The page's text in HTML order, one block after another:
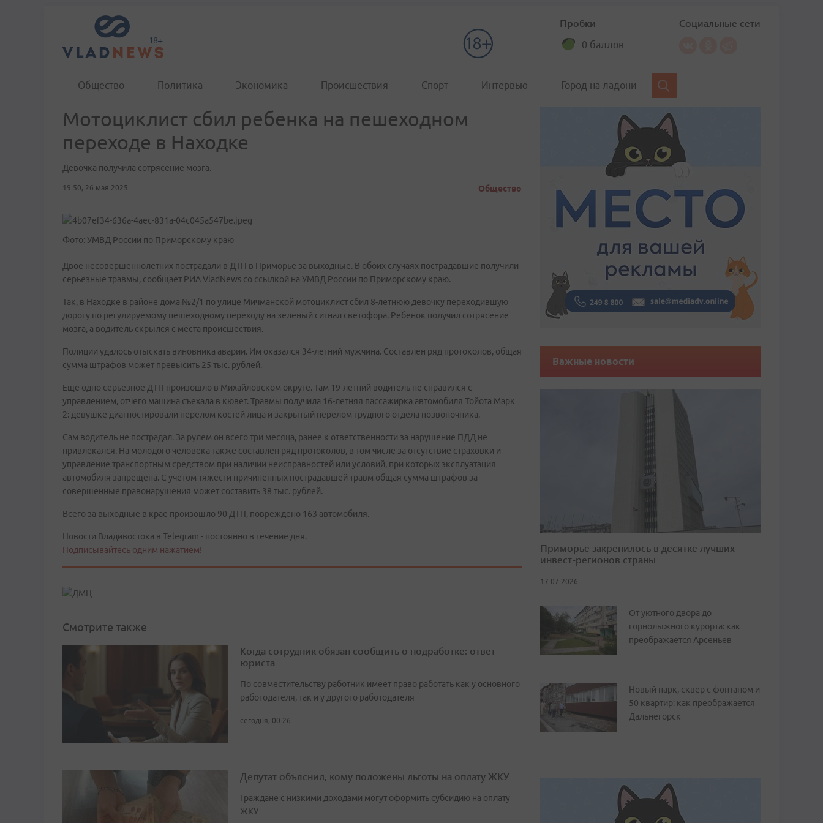
Пробки
0 баллов
Социальные сети
Общество Политика Экономика Происшествия Спорт Интервью Город на ладони
Мотоциклист сбил ребенка на пешеходном
переходе в Находке
Девочка получила сотрясение мозга.
19:50, 26 мая 2025 Общество
Фото: УМВД России по Приморскому краю
Двое несовершеннолетних пострадали в ДТП в Приморье за выходные. В обоих случаях пострадавшие получили
серьезные травмы, сообщает РИА VladNews со ссылкой на УМВД России по Приморскому краю.
Так, в Находке в районе дома №2/1 по улице Мичманской мотоциклист сбил 8-летнюю девочку переходившую
дорогу по регулируемому пешеходному переходу на зеленый сигнал светофора. Ребенок получил сотрясение
мозга, а водитель скрылся с места происшествия.
Полиции удалось отыскать виновника аварии. Им оказался 34-летний мужчина. Составлен ряд протоколов, общая
сумма штрафов может превысить 25 тыс. рублей.
Еще одно серьезное ДТП произошло в Михайловском округе. Там 19-летний водитель не справился с
управлением, отчего машина съехала в кювет. Травмы получила 16-летняя пассажирка автомобиля Тойота Марк
2: девушке диагностировали перелом костей лица и закрытый перелом грудного отдела позвоночника.
Сам водитель не пострадал. За рулем он всего три месяца, ранее к ответственности за нарушение ПДД не
привлекался. На молодого человека также составлен ряд протоколов, в том числе за отсутствие страховки и
управление транспортным средством при наличии неисправностей или условий, при которых эксплуатация
автомобиля запрещена. С учетом тяжести причиненных пострадавшей травм общая сумма штрафов за
совершенные правонарушения может составить 38 тыс. рублей.
Всего за выходные в крае произошло 90 ДТП, повреждено 163 автомобиля.
Новости Владивостока в Telegram - постоянно в течение дня.
Подписывайтесь одним нажатием!
Смотрите также
Когда сотрудник обязан сообщить о подработке: ответ
юриста
По совместительству работник имеет право работать как у основного
работодателя, так и у другого работодателя
сегодня, 00:26
Депутат объяснил, кому положены льготы на оплату ЖКУ
Граждане с низкими доходами могут оформить субсидию на оплату
ЖКУ
Важные новости
Приморье закрепилось в десятке лучших
инвест-регионов страны
17.07.2026
От уютного двора до
горнолыжного курорта: как
преображается Арсеньев
Новый парк, сквер с фонтаном и
50 квартир: как преображается
Дальнегорск